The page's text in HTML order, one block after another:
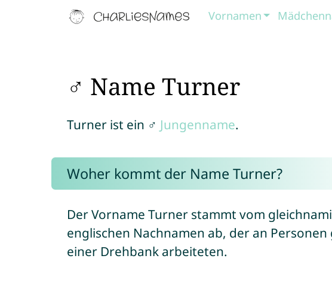
Vornamen
♂ Name Turner
Turner ist ein ♂ Jungenname.
Woher kommt der Name Turner?
Der Vorname Turner stammt vom
englischen Nachnamen ab, der an
einer Drehbank arbeiteten.